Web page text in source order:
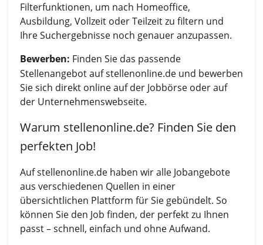
Filterfunktionen, um nach Homeoffice,
Ausbildung, Vollzeit oder Teilzeit zu filtern und
Ihre Suchergebnisse noch genauer anzupassen.
Bewerben: Finden Sie das passende
Stellenangebot auf stellenonline.de und bewerben
Sie sich direkt online auf der Jobbörse oder auf
der Unternehmenswebseite.
Warum stellenonline.de? Finden Sie den
perfekten Job!
Auf stellenonline.de haben wir alle Jobangebote
aus verschiedenen Quellen in einer
übersichtlichen Plattform für Sie gebündelt. So
können Sie den Job finden, der perfekt zu Ihnen
passt – schnell, einfach und ohne Aufwand.